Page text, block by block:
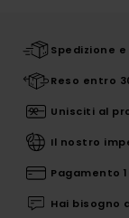
Spedizione
Reso entro
Unisciti al
Il nostro
Pagamento
Hai bisogno